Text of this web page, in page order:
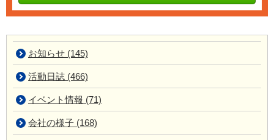
お知らせ (145)
活動日誌 (466)
イベント情報 (71)
会社の様子 (168)